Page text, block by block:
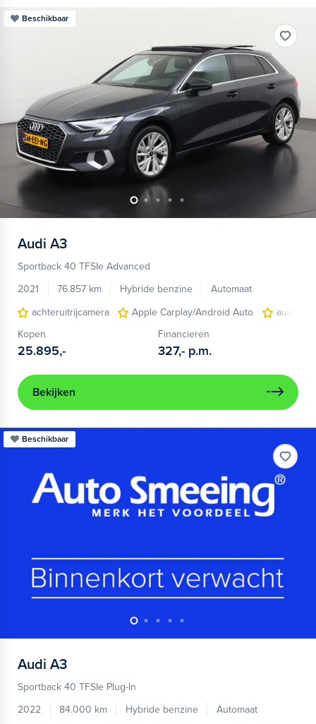
Beschikbaar
Audi A3
Sportback 40 TFSIe Advanced
2021
76.857 km Hybride benzine
Automaat
achteruitrijcamera
Apple Carplay/Android Auto
audio
Kopen
25.895,-
Financieren
327,- p.m.
Bekijken
Beschikbaar
Audi A3
Sportback 40 TFSIe Plug-In
2022
84.000 km Hybride benzine
Automaat